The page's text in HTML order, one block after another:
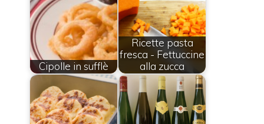
Cipolle in sufflè
Ricette pasta
fresca - Fettuccine
alla zucca